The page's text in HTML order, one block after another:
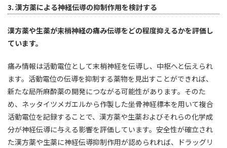
3. 漢方薬による神経伝導の抑制作用を検討する
漢方薬や生薬が末梢神経の痛み伝導をどの程度抑えるかを評価し
ています。
痛み情報は活動電位として末梢神経を伝導し、中枢へと伝えられ
ます。活動電位の伝導を抑制する薬物を見出すことができれば、
新たな局所麻酔薬の開発につながる可能性があります。そのた
め、ネッタイツメガエルから作製した坐骨神経標本を用いて複合
活動電位を記録することで、漢方薬や生薬およびそれらの化学成
分が神経伝導に与える影響を評価しています。安全性が確立され
た漢方薬や生薬に神経伝導抑制作用が認められれば、ドラッグリ